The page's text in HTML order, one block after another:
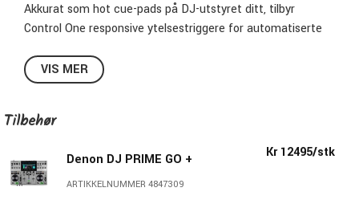
Akkurat som hot cue-pads på DJ-utstyret ditt, tilbyr
Control One responsive ytelsestriggere for automatiserte
strobe og andre tilpassbare lys-effekter. Kompatibilitet
med profesjonelle DJ-plattformer som Engine DJ, Serato
eksisterende DJ-oppsett.
Taktil, responsiv og tilpassbar
Control One gir taktil kontroll over alle SoundSwitch-
VIS MER
Tilbehør
Denon DJ PRIME GO +
ARTIKKELNUMMER 4847309
Kr 12495/stk